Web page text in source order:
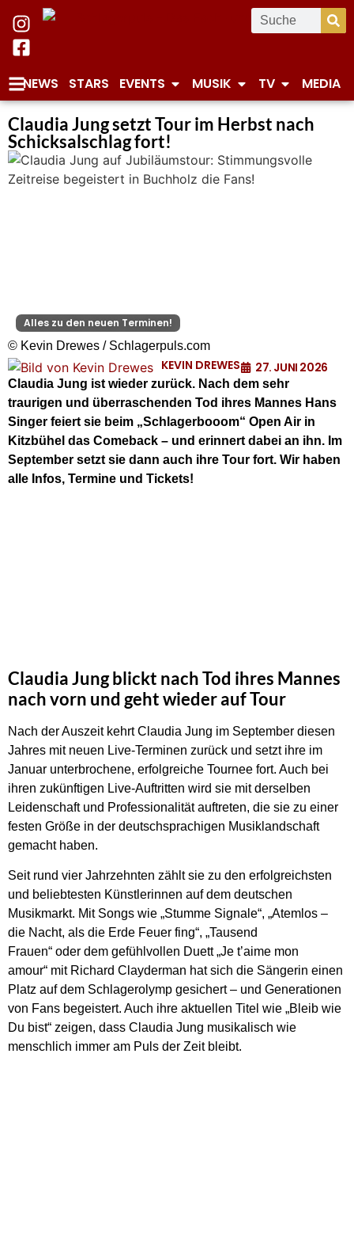
NEWS STARS EVENTS MUSIK TV MEDIA
Claudia Jung setzt Tour im Herbst nach
Schicksalschlag fort!
Alles zu den neuen Terminen!
© Kevin Drewes / Schlagerpuls.com
KEVIN DREWES 27. JUNI 2026
Claudia Jung ist wieder zurück. Nach dem sehr
traurigen und überraschenden Tod ihres Mannes Hans
Singer feiert sie beim „Schlagerbooom“ Open Air in
Kitzbühel das Comeback – und erinnert dabei an ihn. Im
September setzt sie dann auch ihre Tour fort. Wir haben
alle Infos, Termine und Tickets!
Claudia Jung blickt nach Tod ihres Mannes
nach vorn und geht wieder auf Tour
Nach der Auszeit kehrt Claudia Jung im September diesen
Jahres mit neuen Live-Terminen zurück und setzt ihre im
Januar unterbrochene, erfolgreiche Tournee fort. Auch bei
ihren zukünftigen Live-Auftritten wird sie mit derselben
Leidenschaft und Professionalität auftreten, die sie zu einer
festen Größe in der deutschsprachigen Musiklandschaft
gemacht haben.
Seit rund vier Jahrzehnten zählt sie zu den erfolgreichsten
und beliebtesten Künstlerinnen auf dem deutschen
Musikmarkt. Mit Songs wie „Stumme Signale“, „Atemlos –
die Nacht, als die Erde Feuer fing“, „Tausend
Frauen“ oder dem gefühlvollen Duett „Je t’aime mon
amour“ mit Richard Clayderman hat sich die Sängerin einen
Platz auf dem Schlagerolymp gesichert – und Generationen
von Fans begeistert. Auch ihre aktuellen Titel wie „Bleib wie
Du bist“ zeigen, dass Claudia Jung musikalisch wie
menschlich immer am Puls der Zeit bleibt.